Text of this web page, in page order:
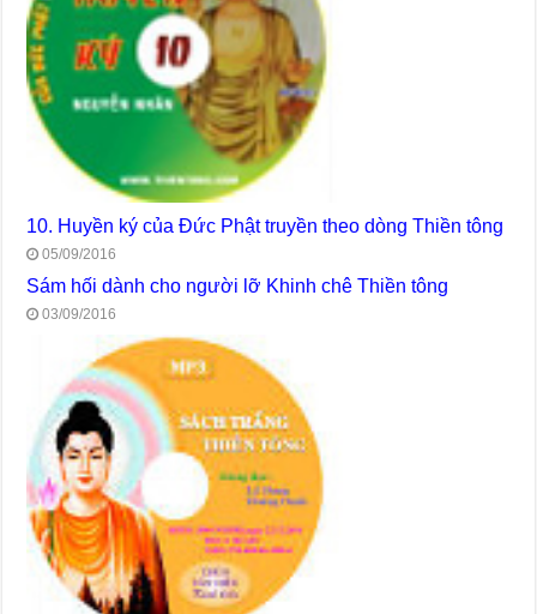
10. Huyền ký của Đức Phật truyền theo dòng Thiền tông
05/09/2016
Sám hối dành cho người lỡ Khinh chê Thiền tông
03/09/2016